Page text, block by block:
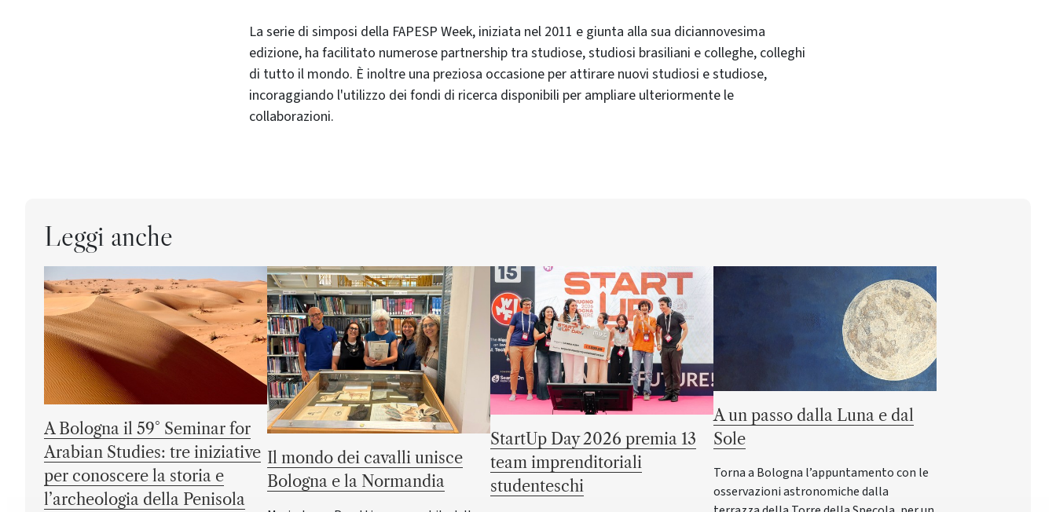
La serie di simposi della FAPESP Week, iniziata nel 2011 e giunta alla sua diciannovesima
edizione, ha facilitato numerose partnership tra studiose, studiosi brasiliani e colleghe, colleghi
di tutto il mondo. È inoltre una preziosa occasione per attirare nuovi studiosi e studiose,
incoraggiando l'utilizzo dei fondi di ricerca disponibili per ampliare ulteriormente le
collaborazioni.
Leggi anche
A Bologna il 59° Seminar for
Arabian Studies: tre iniziative
per conoscere la storia e
l’archeologia della Penisola
Il mondo dei cavalli unisce
Bologna e la Normandia
StartUp Day 2026 premia 13
team imprenditoriali
studenteschi
A un passo dalla Luna e dal
Sole
Torna a Bologna l’appuntamento con le
osservazioni astronomiche dalla